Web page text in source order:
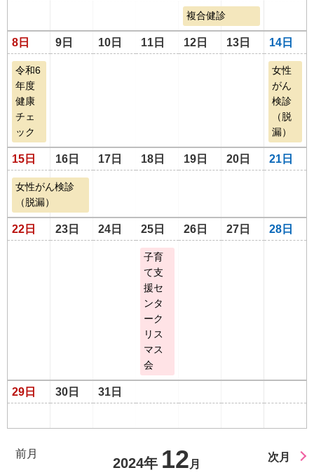
複合健診
8日 9日 10日 11日 12日 13日 14日
令和6
年度
健康
チェ
ック
女性
がん
検診
（脱
漏）
15日 16日 17日 18日 19日 20日 21日
女性がん検診
（脱漏）
22日 23日 24日 25日 26日 27日 28日
子育
て支
援セ
ンタ
ーク
リス
マス
会
29日 30日 31日
前月
2024年 12 月
次月